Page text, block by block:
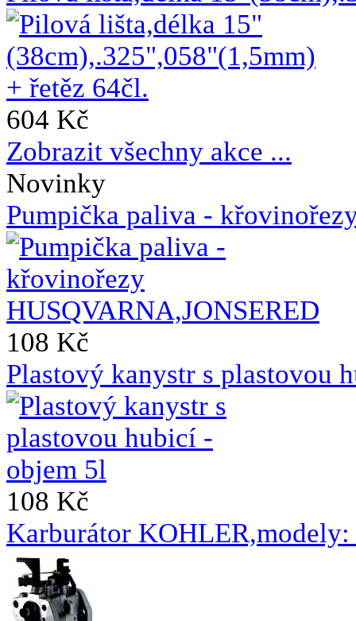
604 Kč
Zobrazit všechny akce ...
Novinky
Pumpička paliva -
108 Kč
Plastový kanystr s plastovou
108 Kč
Karburátor